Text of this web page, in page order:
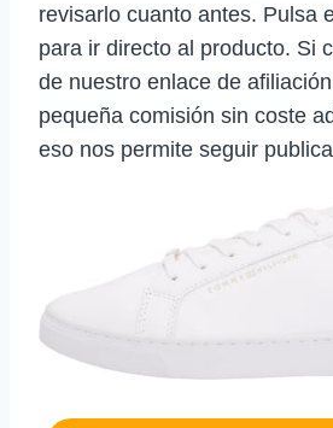
revisarlo cuanto antes. Pulsa
para ir directo al producto. Si
de nuestro enlace de
pequeña comisión sin coste
eso nos permite seguir